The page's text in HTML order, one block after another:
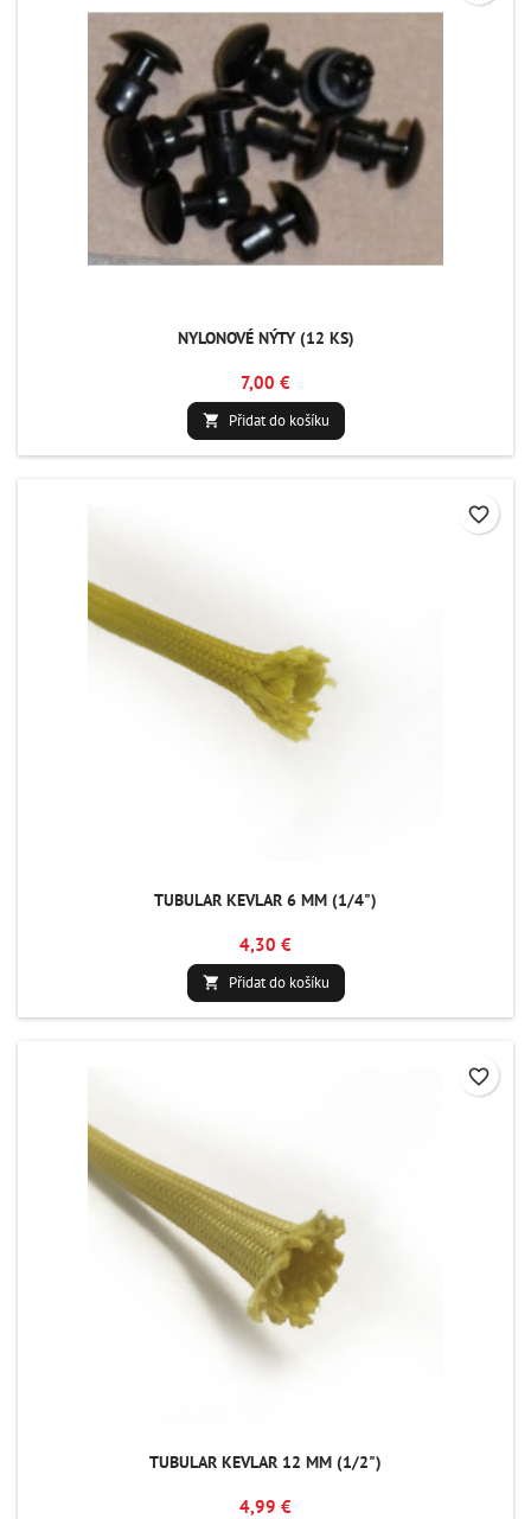
NYLONOVÉ NÝTY (12 KS)
7,00 €
 Přidat do košíku
TUBULAR KEVLAR 6 MM (1/4")
4,30 €
 Přidat do košíku
favorite_border
TUBULAR KEVLAR 12 MM (1/2")
4,99 €
favorite_border